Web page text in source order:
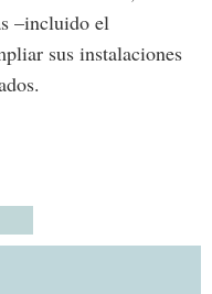
–incluido el
sus instalaciones